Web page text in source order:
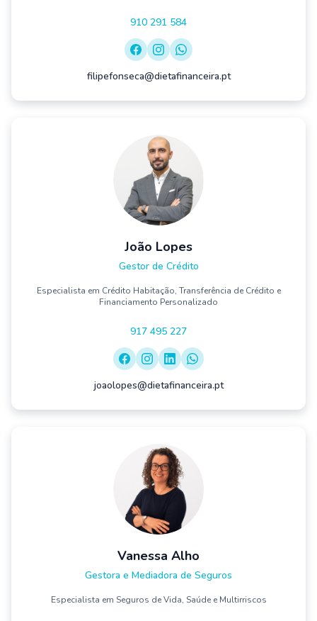
910 291 584
filipefonseca@dietafinanceira.pt
João Lopes
Gestor de Crédito
Especialista em Crédito Habitação, Transferência de Crédito e
Financiamento Personalizado
917 495 227
joaolopes@dietafinanceira.pt
Vanessa Alho
Gestora e Mediadora de Seguros
Especialista em Seguros de Vida, Saúde e Multirriscos